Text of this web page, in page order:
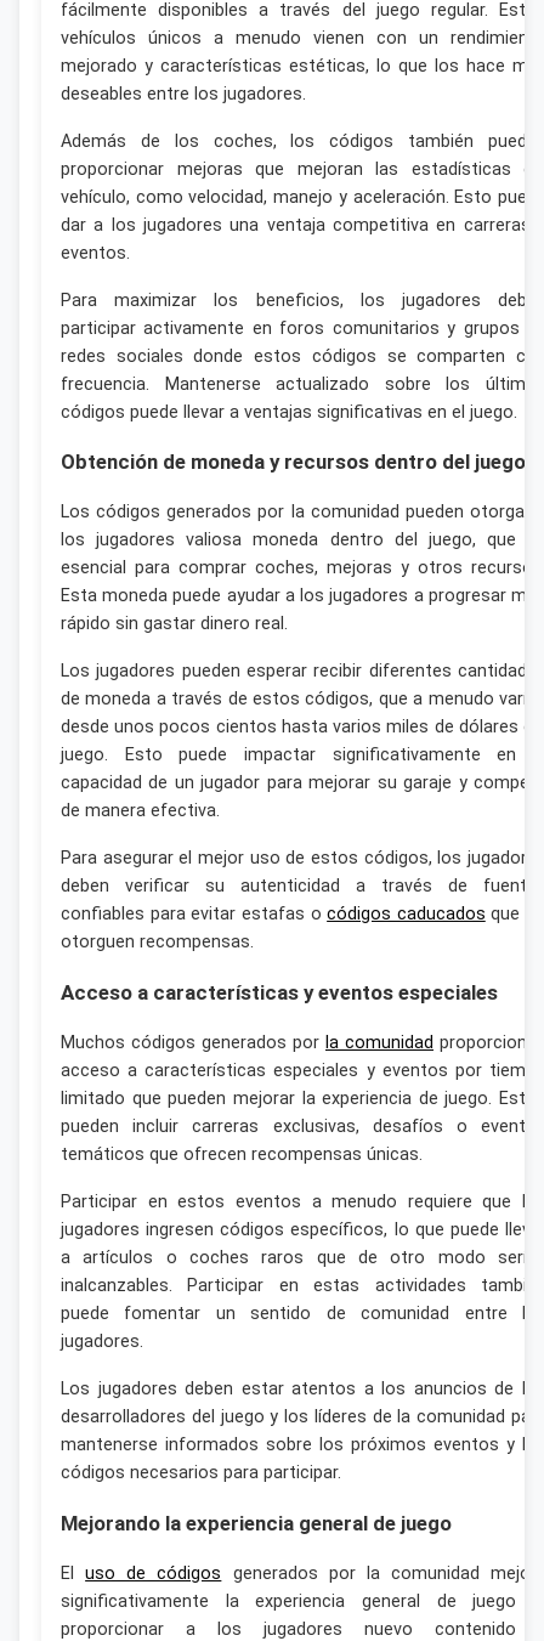
fácilmente disponibles a través del juego regular.
vehículos únicos a menudo vienen con un
mejorado y características estéticas, lo que los hace
deseables entre los jugadores.
Además de los coches, los códigos también
proporcionar mejoras que mejoran las estadísticas
vehículo, como velocidad, manejo y aceleración. Esto
dar a los jugadores una ventaja competitiva en carreras
eventos.
Para maximizar los beneficios, los jugadores
participar activamente en foros comunitarios y grupos
redes sociales donde estos códigos se comparten
frecuencia. Mantenerse actualizado sobre los
códigos puede llevar a ventajas significativas en el juego.
Obtención de moneda y recursos dentro del juego
Los códigos generados por la comunidad pueden otorgar
los jugadores valiosa moneda dentro del juego, que
esencial para comprar coches, mejoras y otros
Esta moneda puede ayudar a los jugadores a progresar
rápido sin gastar dinero real.
Los jugadores pueden esperar recibir diferentes
de moneda a través de estos códigos, que a menudo
desde unos pocos cientos hasta varios miles de dólares
juego. Esto puede impactar significativamente en
capacidad de un jugador para mejorar su garaje y
de manera efectiva.
Para asegurar el mejor uso de estos códigos, los
deben verificar su autenticidad a través de
confiables para evitar estafas ocódigos caducados que
otorguen recompensas.
Acceso a características y eventos especiales
Muchos códigos generados por la comunidad
acceso a características especiales y eventos por
limitado que pueden mejorar la experiencia de juego.
pueden incluir carreras exclusivas, desafíos o
temáticos que ofrecen recompensas únicas.
Participar en estos eventos a menudo requiere que
jugadores ingresen códigos específicos, lo que puede
a artículos o coches raros que de otro modo
inalcanzables. Participar en estas actividades
puede fomentar un sentido de comunidad entre
jugadores.
Los jugadores deben estar atentos a los anuncios de
desarrolladores del juego y los líderes de la comunidad
mantenerse informados sobre los próximos eventos y
códigos necesarios para participar.
Mejorando la experiencia general de juego
Eluso de códigos generados por la comunidad
significativamente la experiencia general de juego
proporcionar a los jugadores nuevo contenido